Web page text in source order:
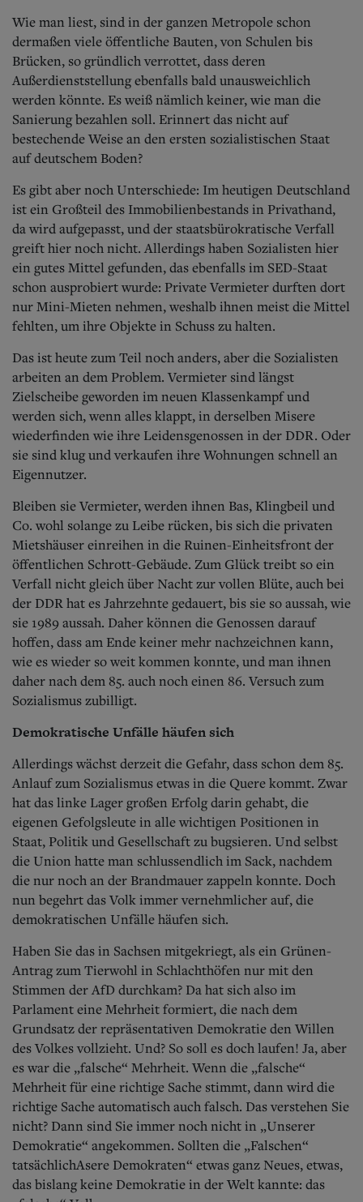
Wie man liest, sind in der ganzen Metropole schon
dermaßen viele öffentliche Bauten, von Schulen bis
Brücken, so gründlich verrottet, dass deren
Außerdienststellung ebenfalls bald unausweichlich
werden könnte. Es weiß nämlich keiner, wie man die
Sanierung bezahlen soll. Erinnert das nicht auf
bestechende Weise an den ersten sozialistischen Staat
auf deutschem Boden?
Es gibt aber noch Unterschiede: Im heutigen Deutschland
ist ein Großteil des Immobilienbestands in Privathand,
da wird aufgepasst, und der staatsbürokratische Verfall
greift hier noch nicht. Allerdings haben Sozialisten hier
ein gutes Mittel gefunden, das ebenfalls im SED-Staat
schon ausprobiert wurde: Private Vermieter durften dort
nur Mini-Mieten nehmen, weshalb ihnen meist die Mittel
fehlten, um ihre Objekte in Schuss zu halten.
Das ist heute zum Teil noch anders, aber die Sozialisten
arbeiten an dem Problem. Vermieter sind längst
Zielscheibe geworden im neuen Klassenkampf und
werden sich, wenn alles klappt, in derselben Misere
wiederfinden wie ihre Leidensgenossen in der DDR. Oder
sie sind klug und verkaufen ihre Wohnungen schnell an
Eigennutzer.
Bleiben sie Vermieter, werden ihnen Bas, Klingbeil und
Co. wohl solange zu Leibe rücken, bis sich die privaten
Mietshäuser einreihen in die Ruinen-Einheitsfront der
öffentlichen Schrott-Gebäude. Zum Glück treibt so ein
Verfall nicht gleich über Nacht zur vollen Blüte, auch bei
der DDR hat es Jahrzehnte gedauert, bis sie so aussah, wie
sie 1989 aussah. Daher können die Genossen darauf
hoffen, dass am Ende keiner mehr nachzeichnen kann,
wie es wieder so weit kommen konnte, und man ihnen
daher nach dem 85. auch noch einen 86. Versuch zum
Sozialismus zubilligt.
Demokratische Unfälle häufen sich
Allerdings wächst derzeit die Gefahr, dass schon dem 85.
Anlauf zum Sozialismus etwas in die Quere kommt. Zwar
hat das linke Lager großen Erfolg darin gehabt, die
eigenen Gefolgsleute in alle wichtigen Positionen in
Staat, Politik und Gesellschaft zu bugsieren. Und selbst
die Union hatte man schlussendlich im Sack, nachdem
die nur noch an der Brandmauer zappeln konnte. Doch
nun begehrt das Volk immer vernehmlicher auf, die
demokratischen Unfälle häufen sich.
Haben Sie das in Sachsen mitgekriegt, als ein Grünen-
Antrag zum Tierwohl in Schlachthöfen nur mit den
Stimmen der AfD durchkam? Da hat sich also im
Parlament eine Mehrheit formiert, die nach dem
Grundsatz der repräsentativen Demokratie den Willen
des Volkes vollzieht. Und? So soll es doch laufen! Ja, aber
es war die „falsche“ Mehrheit. Wenn die „falsche“
Mehrheit für eine richtige Sache stimmt, dann wird die
richtige Sache automatisch auch falsch. Das verstehen Sie
nicht? Dann sind Sie immer noch nicht in „Unserer
Demokratie“ angekommen. Sollten die „Falschen“
tatsächlichAsere Demokraten“ etwas ganz Neues, etwas,
das bislang keine Demokratie in der Welt kannte: das